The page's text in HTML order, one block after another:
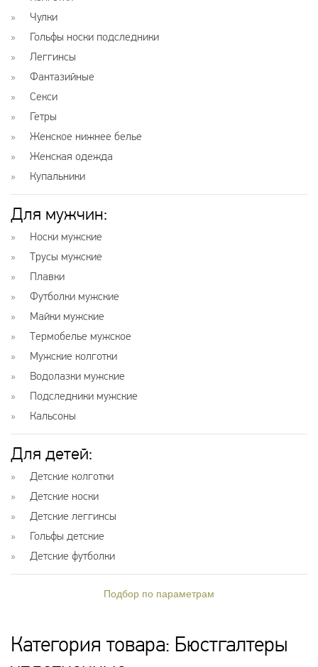
Чулки
Гольфы носки подследники
Леггинсы
Фантазийные
Секси
Гетры
Женское нижнее белье
Женская одежда
Купальники
Для мужчин:
Носки мужские
Трусы мужские
Плавки
Футболки мужские
Майки мужские
Термобелье мужское
Мужские колготки
Водолазки мужские
Подследники мужские
Кальсоны
Для детей:
Детские колготки
Детские носки
Детские леггинсы
Гольфы детские
Детские футболки
Подбор по параметрам
Категория товара: Бюстгалтеры